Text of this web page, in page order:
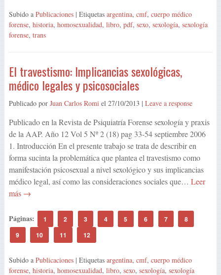
Subido a Publicaciones | Etiquetas argentina, cmf, cuerpo médico
forense, historia, homosexualidad, libro, pdf, sexo, sexología, sexología
forense, trans
El travestismo: Implicancias sexológicas,
médico legales y psicosociales
Publicado por Juan Carlos Romiel 27/10/2013 | Leave a response
Publicado en la Revista de Psiquiatría Forense sexología y praxis
de la AAP. Año 12 Vol 5 Nº 2 (18) pag 33-54 septiembre 2006
1. Introducción En el presente trabajo se trata de describir en
forma sucinta la problemática que plantea el travestismo como
manifestación psicosexual a nivel sexológico y sus implicancias
médico legal, así como las consideraciones sociales que… Leer
más →
Páginas: 1 2 3 4 5 6 7
8
9
10 11 12
Subido a Publicaciones | Etiquetas argentina, cmf, cuerpo médico
forense, historia, homosexualidad, libro, sexo, sexología, sexología